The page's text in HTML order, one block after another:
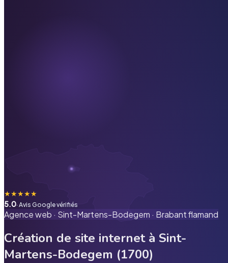
★★★★★
5.0· Avis Google vérifiés
Agence web · Sint-Martens-Bodegem · Brabant flamand
Création de site internet à Sint-
Martens-Bodegem (1700)